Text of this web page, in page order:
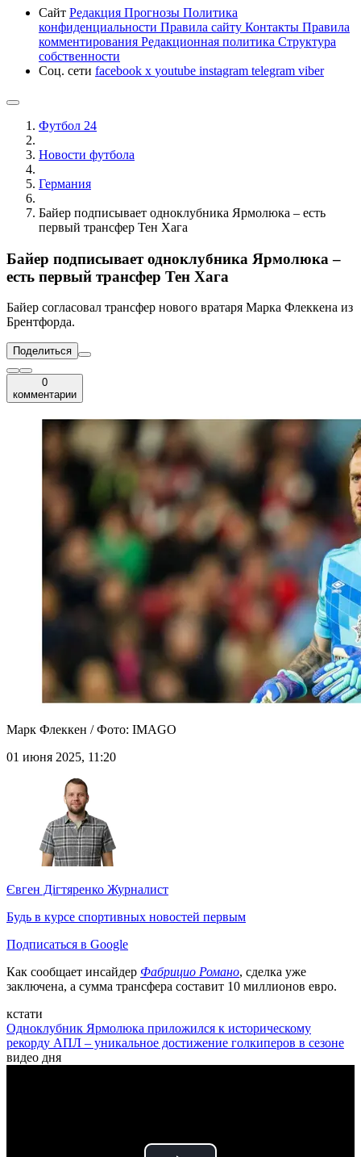
Сайт Редакция Прогнозы Политика
конфиденциальности Правила сайту Контакты Правила
комментирования Редакционная политика Структура
собственности
Соц. сети facebook x youtube instagram telegram viber
Футбол 24
Новости футбола
Германия
Байер подписывает одноклубника Ярмолюка – есть
первый трансфер Тен Хага
Байер подписывает одноклубника Ярмолюка –
есть первый трансфер Тен Хага
Байер согласовал трансфер нового вратаря Марка Флеккена из
Брентфорда.
Поделиться
0
комментарии
Марк Флеккен / Фото: IMAGO
01 июня 2025, 11:20
Євген Дігтяренко Журналист
Будь в курсе спортивных новостей первым
Подписаться в Google
Как сообщает инсайдер Фабрицио Романо, сделка уже
заключена, а сумма трансфера составит 10 миллионов евро.
кстати
Одноклубник Ярмолюка приложился к историческому
рекорду АПЛ – уникальное достижение голкиперов в сезоне
видео дня